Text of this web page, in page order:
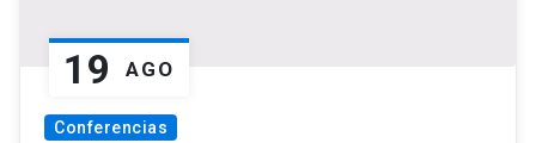
19 AGO
Conferencias